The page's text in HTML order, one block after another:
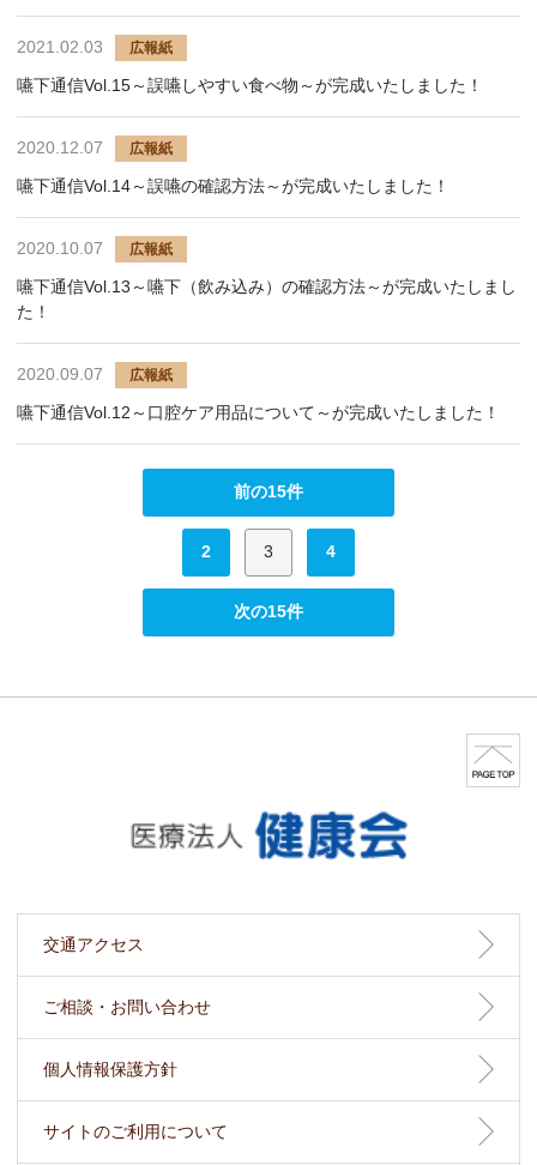
2021.02.03 広報紙
嚥下通信Vol.15～誤嚥しやすい食べ物～が完成いたしました！
2020.12.07 広報紙
嚥下通信Vol.14～誤嚥の確認方法～が完成いたしました！
2020.10.07 広報紙
嚥下通信Vol.13～嚥下（飲み込み）の確認方法～が完成いたしまし
た！
2020.09.07 広報紙
嚥下通信Vol.12～口腔ケア用品について～が完成いたしました！
前の15件
2 3 4
次の15件
交通アクセス
ご相談・お問い合わせ
個人情報保護方針
サイトのご利用について